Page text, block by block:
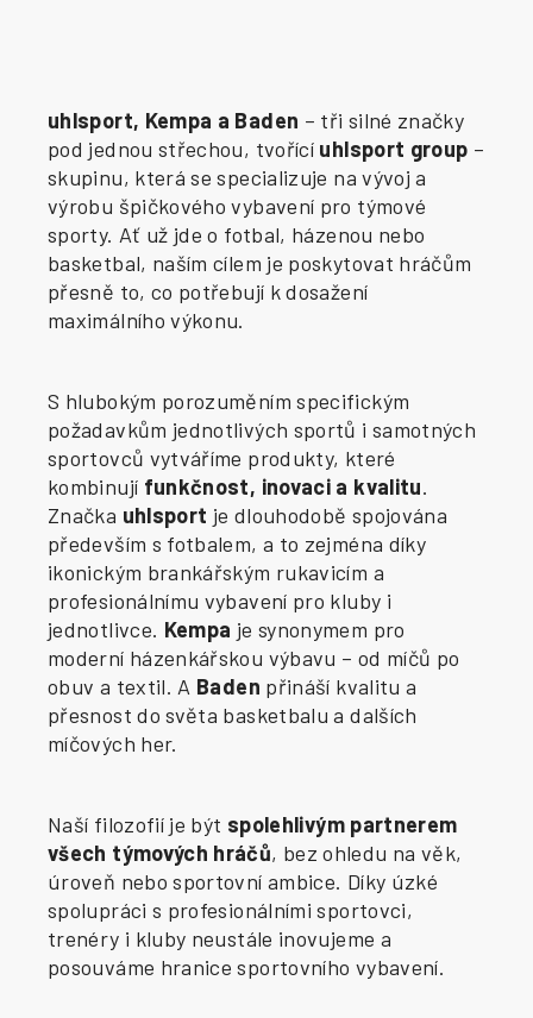
uhlsport, Kempa a Baden – tři silné značky
pod jednou střechou, tvořící uhlsport group –
skupinu, která se specializuje na vývoj a
výrobu špičkového vybavení pro týmové
sporty. Ať už jde o fotbal, házenou nebo
basketbal, naším cílem je poskytovat hráčům
přesně to, co potřebují k dosažení
maximálního výkonu.
S hlubokým porozuměním specifickým
požadavkům jednotlivých sportů i samotných
sportovců vytváříme produkty, které
kombinují funkčnost, inovaci a kvalitu.
Značka uhlsport je dlouhodobě spojována
především s fotbalem, a to zejména díky
ikonickým brankářským rukavicím a
profesionálnímu vybavení pro kluby i
jednotlivce. Kempa je synonymem pro
moderní házenkářskou výbavu – od míčů po
obuv a textil. A Baden přináší kvalitu a
přesnost do světa basketbalu a dalších
míčových her.
Naší filozofií je být spolehlivým partnerem
všech týmových hráčů, bez ohledu na věk,
úroveň nebo sportovní ambice. Díky úzké
spolupráci s profesionálními sportovci,
trenéry i kluby neustále inovujeme a
posouváme hranice sportovního vybavení.